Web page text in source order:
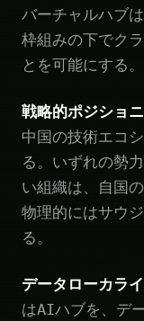
バーチャルハブ
枠組みの下でク
とを可能にする。
戦略的ポジショ
中国の技術エコ
る。いずれの勢
い組織は、自国
物理的にはサウ
る。
データローカラ
はAIハブを、デ